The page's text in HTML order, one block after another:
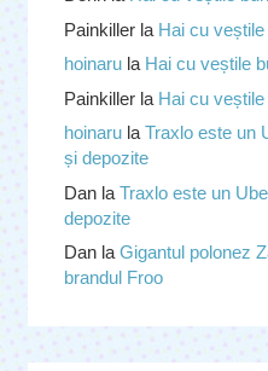
Painkillerla Hai cu veștile
hoinarula Hai cu veștile
Painkillerla Hai cu veștile
hoinarulaTraxlo este un
și depozite
Danla Traxlo este un
depozite
DanlaGigantul polonez
brandul Froo